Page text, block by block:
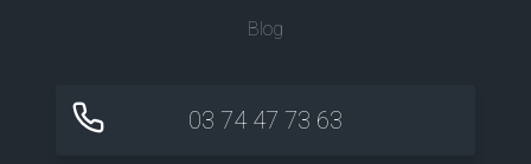
Blog
03 74 47 73 63